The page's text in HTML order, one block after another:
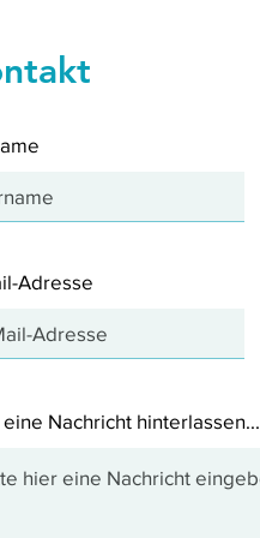
Adresse
Nachricht hinterlassen...